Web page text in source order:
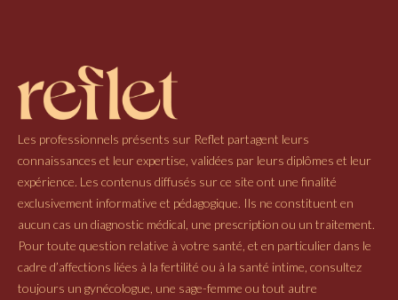
Les professionnels présents sur Reflet partagent leurs
connaissances et leur expertise, validées par leurs diplômes et leur
expérience. Les contenus diffusés sur ce site ont une finalité
exclusivement informative et pédagogique. Ils ne constituent en
aucun cas un diagnostic médical, une prescription ou un traitement.
Pour toute question relative à votre santé, et en particulier dans le
cadre d’affections liées à la fertilité ou à la santé intime, consultez
toujours un gynécologue, une sage-femme ou tout autre